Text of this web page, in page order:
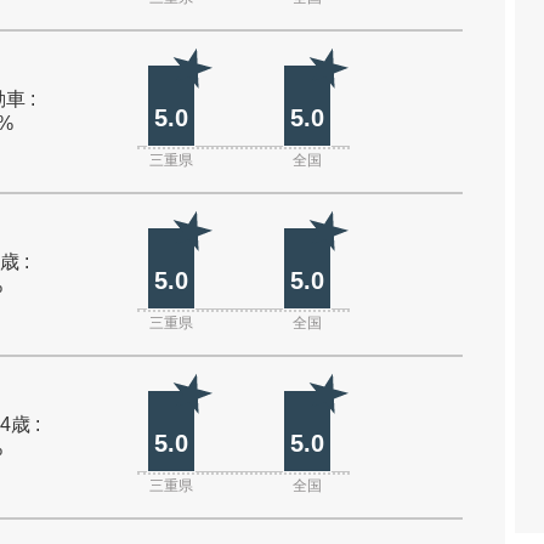
車 :
5.0 5.0
三重県 全国
:
5.0 5.0
三重県 全国
歳 :
5.0 5.0
三重県 全国